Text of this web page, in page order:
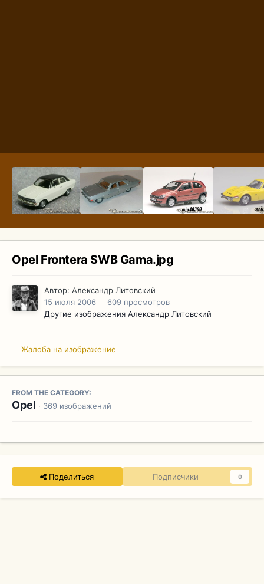
Opel Frontera SWB Gama.jpg
Автор: Александр Литовский
15 июля 2006
609 просмотров
Другие изображения Александр Литовский
Жалоба на изображение
FROM THE CATEGORY:
Opel · 369 изображений
Поделиться Подписчики 0